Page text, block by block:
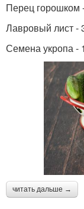
Перец горошком
Лавровый лист -
Семена укропа -
читать дальше →